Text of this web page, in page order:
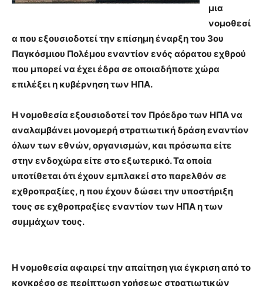
μια
νομοθεσί
α που εξουσιοδοτεί την επίσημη έναρξη του 3ου
Παγκόσμιου Πολέμου εναντίον ενός αόρατου εχθρού
που μπορεί να έχει έδρα σε οποιαδήποτε χώρα
επιλέξει η κυβέρνηση των ΗΠΑ.
Η νομοθεσία εξουσιοδοτεί τον Πρόεδρο των ΗΠΑ να
αναλαμβάνει μονομερή στρατιωτική δράση εναντίον
όλων των εθνών, οργανισμών, και πρόσωπα είτε
στην ενδοχώρα είτε στο εξωτερικό. Τα οποία
υποτίθεται ότι έχουν εμπλακεί στο παρελθόν σε
εχθροπραξίες, η που έχουν δώσει την υποστήριξη
τους σε εχθροπραξίες εναντίον των ΗΠΑ η των
συμμάχων τους.
Η νομοθεσία αφαιρεί την απαίτηση για έγκριση από το
κογκρέσο σε περίπτωση χρήσεως στρατιωτικών